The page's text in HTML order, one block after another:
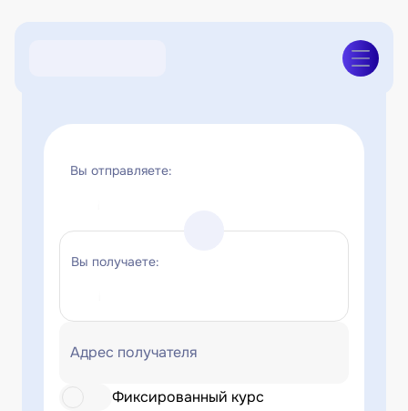
Вы отправляете:
Вы получаете:
Адрес получателя
Фиксированный курс